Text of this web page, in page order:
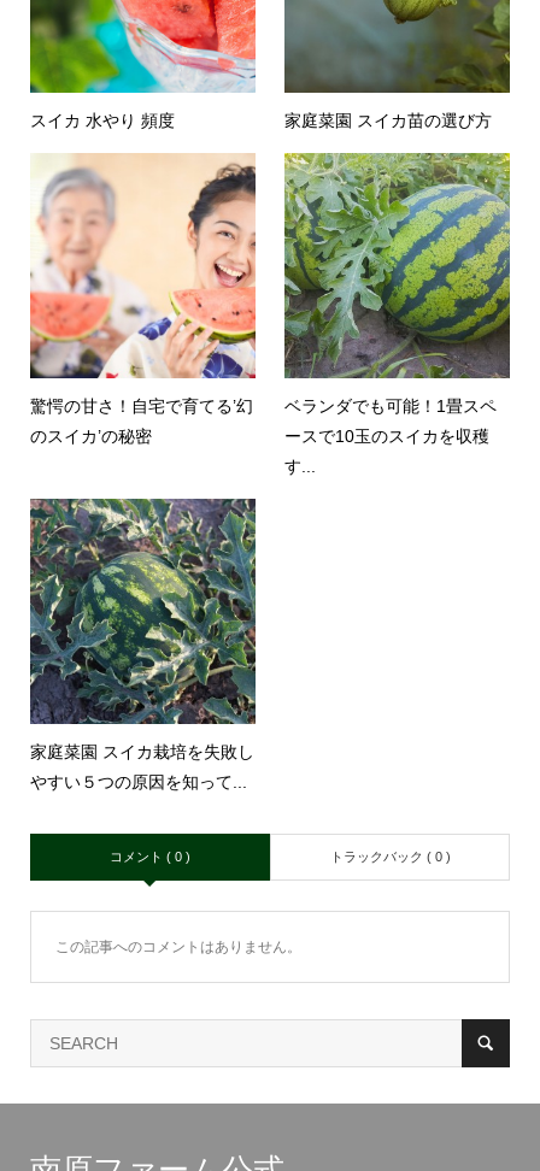
スイカ 水やり 頻度 家庭菜園 スイカ苗の選び方
驚愕の甘さ！自宅で育てる’幻
のスイカ’の秘密
ベランダでも可能！1畳スペ
ースで10玉のスイカを収穫
す...
家庭菜園 スイカ栽培を失敗し
やすい５つの原因を知って...
コメント ( 0 ) トラックバック ( 0 )
この記事へのコメントはありません。